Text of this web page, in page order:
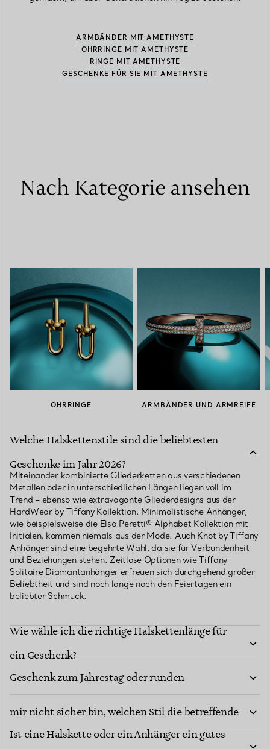
ARMBÄNDER MIT AMETHYSTE
OHRRINGE MIT AMETHYSTE
RINGE MIT AMETHYSTE
GESCHENKE FÜR SIE MIT AMETHYSTE
Nach Kategorie ansehen
OHRRINGE ARMBÄNDER UND ARMREIFE
Welche Halskettenstile sind die beliebtesten
Geschenke im Jahr 2026?
Miteinander kombinierte Gliederketten aus verschiedenen
Metallen oder in unterschiedlichen Längen liegen voll im
Trend – ebenso wie extravagante Gliederdesigns aus der
HardWear by Tiffany Kollektion. Minimalistische Anhänger,
wie beispielsweise die Elsa Peretti® Alphabet Kollektion mit
Initialen, kommen niemals aus der Mode. Auch Knot by Tiffany
Anhänger sind eine begehrte Wahl, da sie für Verbundenheit
und Beziehungen stehen. Zeitlose Optionen wie Tiffany
Solitaire Diamantanhänger erfreuen sich durchgehend großer
Beliebtheit und sind noch lange nach den Feiertagen ein
beliebter Schmuck.
Wie wähle ich die richtige Halskettenlänge für
ein Geschenk?
Welche Halsketten eignen sich am besten als
Geschenk zum Jahrestag oder runden
Welche Halsketten sind die beste Wahl, wenn ich
mir nicht sicher bin, welchen Stil die betreffende
Person bevorzugt?
Ist eine Halskette oder ein Anhänger ein gutes